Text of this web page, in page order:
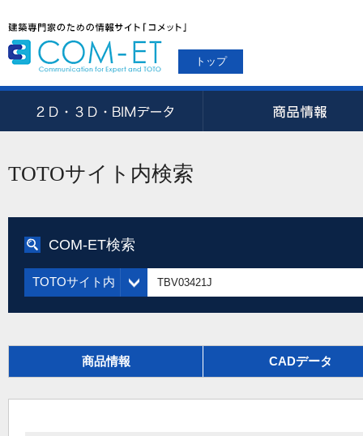
トップ
TOTOサイト内検索
COM-ET検索
TOTOサイト内
商品情報 CADデータ